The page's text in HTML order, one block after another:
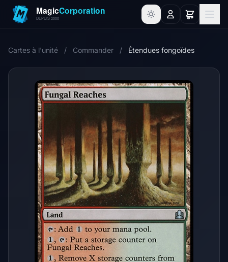
Cartes à l'unité / Commander / Étendues fongoïdes